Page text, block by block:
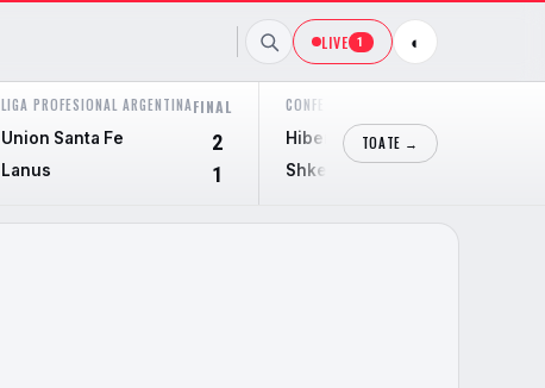
LIVE 1 ◐
LIGA PROFESIONAL ARGENTINAFINAL
Union Santa Fe 2
Lanus 1
CONFERENCE LEAGUE
Hibernian
Shkendija
TOATE →